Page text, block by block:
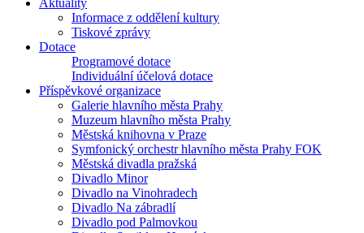
Aktuality
Informace z oddělení kultury
Tiskové zprávy
Dotace
Programové dotace
Individuální účelová dotace
Příspěvkové organizace
Galerie hlavního města Prahy
Muzeum hlavního města Prahy
Městská knihovna v Praze
Symfonický orchestr hlavního města Prahy FOK
Městská divadla pražská
Divadlo Minor
Divadlo na Vinohradech
Divadlo Na zábradlí
Divadlo pod Palmovkou